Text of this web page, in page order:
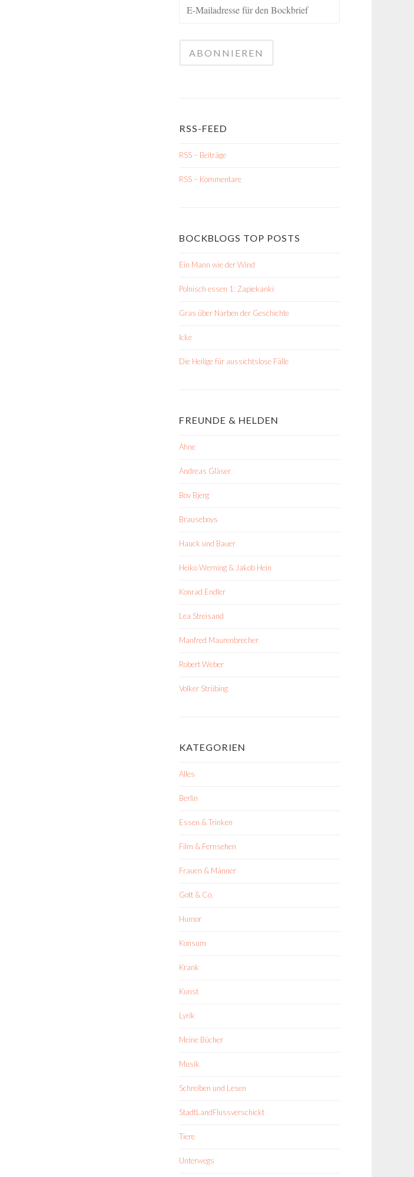
RSS-FEED
RSS – Beiträge
RSS – Kommentare
BOCKBLOGS TOP POSTS
Ein Mann wie der Wind
Polnisch essen 1: Zapiekanki
Gras über Narben der Geschichte
Icke
Die Heilige für aussichtslose Fälle
FREUNDE & HELDEN
Ahne
Andreas Gläser
Bov Bjerg
Brauseboys
Hauck und Bauer
Heiko Werning & Jakob Hein
Konrad Endler
Lea Streisand
Manfred Maurenbrecher
Robert Weber
Volker Strübing
KATEGORIEN
Alles
Berlin
Essen & Trinken
Film & Fernsehen
Frauen & Männer
Gott & Co.
Humor
Konsum
Krank
Kunst
Lyrik
Meine Bücher
Musik
Schreiben und Lesen
StadtLandFlussverschickt
Tiere
Unterwegs